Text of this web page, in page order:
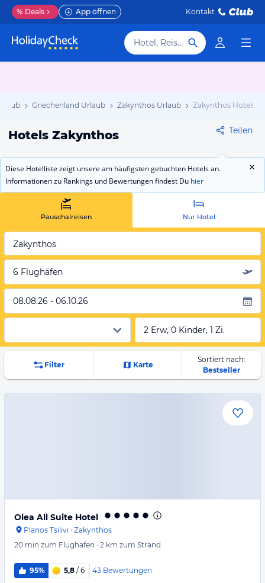
% Deals App öffnen Kontakt
Hotel, Reiseziel
Griechenland Urlaub Zakynthos Urlaub Zakynthos Hotels
Hotels Zakynthos Teilen
Diese Hotelliste zeigt unsere am häufigsten gebuchten Hotels an.
Informationen zu Rankings und Bewertungen findest Du hier
Pauschalreisen Nur Hotel
Zakynthos
6 Flughäfen
08.08.26 - 06.10.26
2 Erw, 0 Kinder, 1 Zi.
Filter Karte
Sortiert nach:
Bestseller
Olea All Suite Hotel
Planos Tsilivi · Zakynthos
20 min zum Flughafen · 2 km zum Strand
95% 5,8 / 6 43 Bewertungen